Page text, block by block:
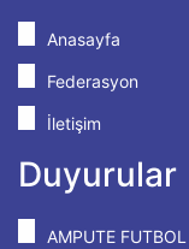
Anasayfa
Federasyon
İletişim
Duyurular
AMPUTE